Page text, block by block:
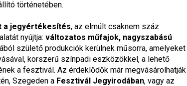
történetében.
a jegyértékesítés, az elmúlt csaknem száz
nyújtja: változatos műfajok, nagyszabású
születő produkciók kerülnek műsorra, amelyeket
korszerű színpadi eszközökkel, a lehető
a fesztivál. Az érdeklődők már megvásárolhatják
Szegeden a Fesztivál Jegyirodában, vagy az